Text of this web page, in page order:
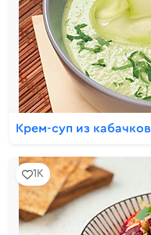
Крем-суп из кабачков
1K